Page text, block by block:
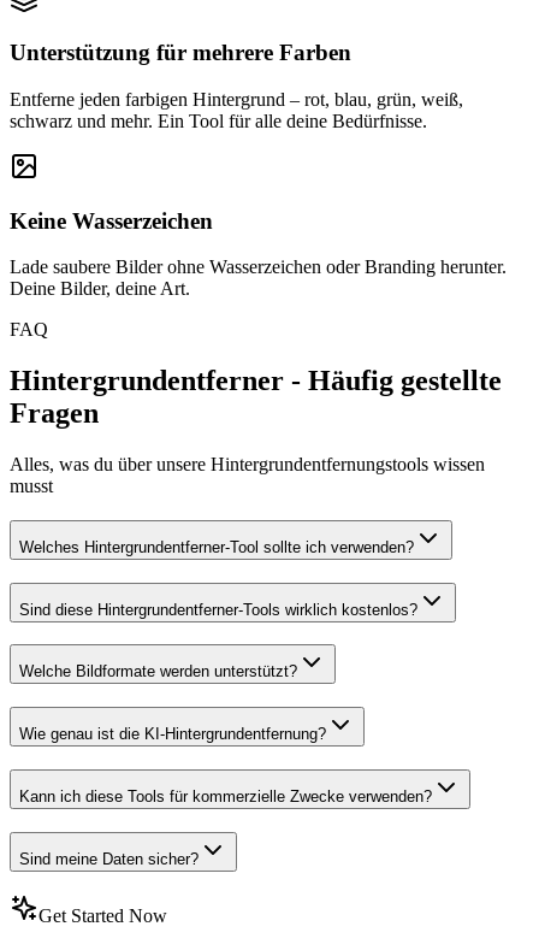
Unterstützung für mehrere Farben
Entferne jeden farbigen Hintergrund – rot, blau, grün, weiß,
schwarz und mehr. Ein Tool für alle deine Bedürfnisse.
Keine Wasserzeichen
Lade saubere Bilder ohne Wasserzeichen oder Branding herunter.
Deine Bilder, deine Art.
FAQ
Hintergrundentferner - Häufig gestellte
Fragen
Alles, was du über unsere Hintergrundentfernungstools wissen
musst
Welches Hintergrundentferner-Tool sollte ich verwenden?
Sind diese Hintergrundentferner-Tools wirklich kostenlos?
Welche Bildformate werden unterstützt?
Wie genau ist die KI-Hintergrundentfernung?
Kann ich diese Tools für kommerzielle Zwecke verwenden?
Sind meine Daten sicher?
Get Started Now